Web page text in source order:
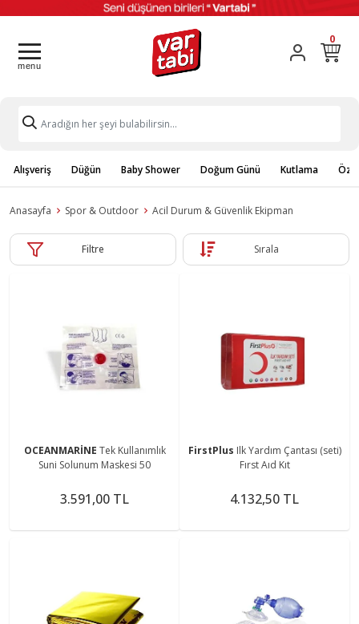
0
Alışveriş Düğün Baby Shower Doğum Günü Kutlama
Anasayfa Spor & Outdoor Acil Durum & Güvenlik Ekipman
Filtre Sırala
OCEANMARİNE Tek Kullanımlık
Suni Solunum Maskesi 50
3.591,00 TL
FirstPlus Ilk Yardım Çantası (seti)
Fırst Aıd Kıt
4.132,50 TL